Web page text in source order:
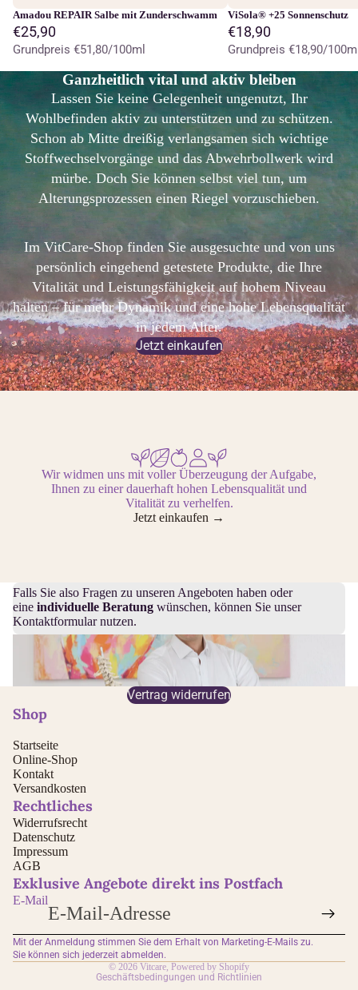
Amadou REPAIR Salbe mit Zunderschwamm
€25,90
Grundpreis €51,80/100ml
ViSola® +25 Sonnenschutz
€18,90
Grundpreis €18,90/
Ganzheitlich vital und aktiv bleiben
Lassen Sie keine Gelegenheit ungenutzt, Ihr
Wohlbefinden aktiv zu unterstützen und zu schützen.
Schon ab Mitte dreißig verlangsamen sich wichtige
Stoffwechselvorgänge und das Abwehrbollwerk wird
mürbe. Doch Sie können selbst viel tun, um
Alterungsprozessen einen Riegel vorzuschieben.
Im VitCare-Shop finden Sie ausgesuchte und von uns
persönlich eingehend getestete Produkte, die Ihre
Vitalität und Leistungsfähigkeit auf hohem Niveau
halten – für mehr Dynamik und eine hohe Lebensqualität
in jedem Alter.
Jetzt einkaufen
Wir widmen uns mit voller Überzeugung der Aufgabe,
Ihnen zu einer dauerhaft hohen Lebensqualität und
Vitalität zu verhelfen.
Jetzt einkaufen →
Falls Sie also Fragen zu unseren Angeboten haben oder
eine individuelle Beratung wünschen, können Sie unser
Kontaktformularnutzen.
Zum Kontaktformular
Vertrag widerrufen
Shop
Startseite
Online-Shop
Kontakt
Versandkosten
Rechtliches
Widerrufsrecht
Datenschutz
Impressum
AGB
Exklusive Angebote direkt ins Postfach
E-Mail
Mit der Anmeldung stimmen Sie dem Erhalt von Marketing-E-Mails zu.
Sie können sich jederzeit abmelden.
© 2026 Vitcare , Powered by Shopify
Geschäftsbedingungen und Richtlinien
Datenschutzerklärung
Widerrufsrecht
AGB
Kontaktinformationen